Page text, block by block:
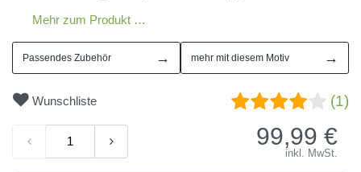
Mehr zum Produkt …
Passendes Zubehör → mehr mit diesem Motiv →
Wunschliste (1)
99,99 €
inkl. MwSt.